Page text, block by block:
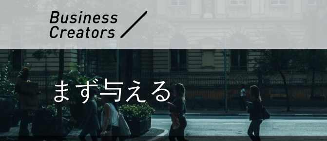
まず与える